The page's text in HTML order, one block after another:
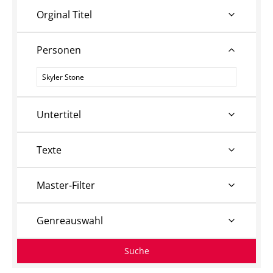
Orginal Titel
Personen
Personen
Untertitel
Texte
Master-Filter
Genreauswahl
Suche